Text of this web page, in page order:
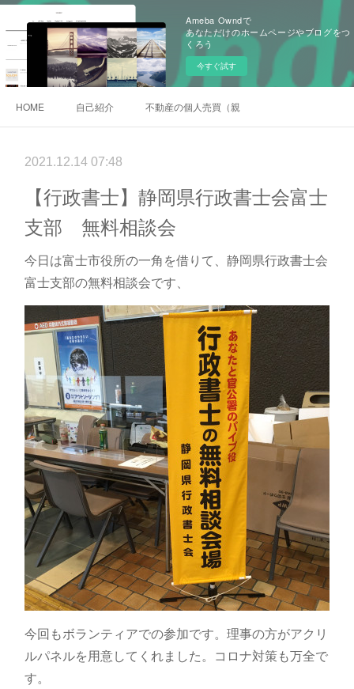
Ameba Owndで
あなただけのホームページやブログをつ
くろう
今すぐ試す
HOME 自己紹介 不動産の個人売買（親族間売買）
2021.12.14 07:48
【行政書士】静岡県行政書士会富士
支部 無料相談会
今日は富士市役所の一角を借りて、静岡県行政書士会
富士支部の無料相談会です、
今回もボランティアでの参加です。理事の方がアクリ
ルパネルを用意してくれました。コロナ対策も万全で
す。